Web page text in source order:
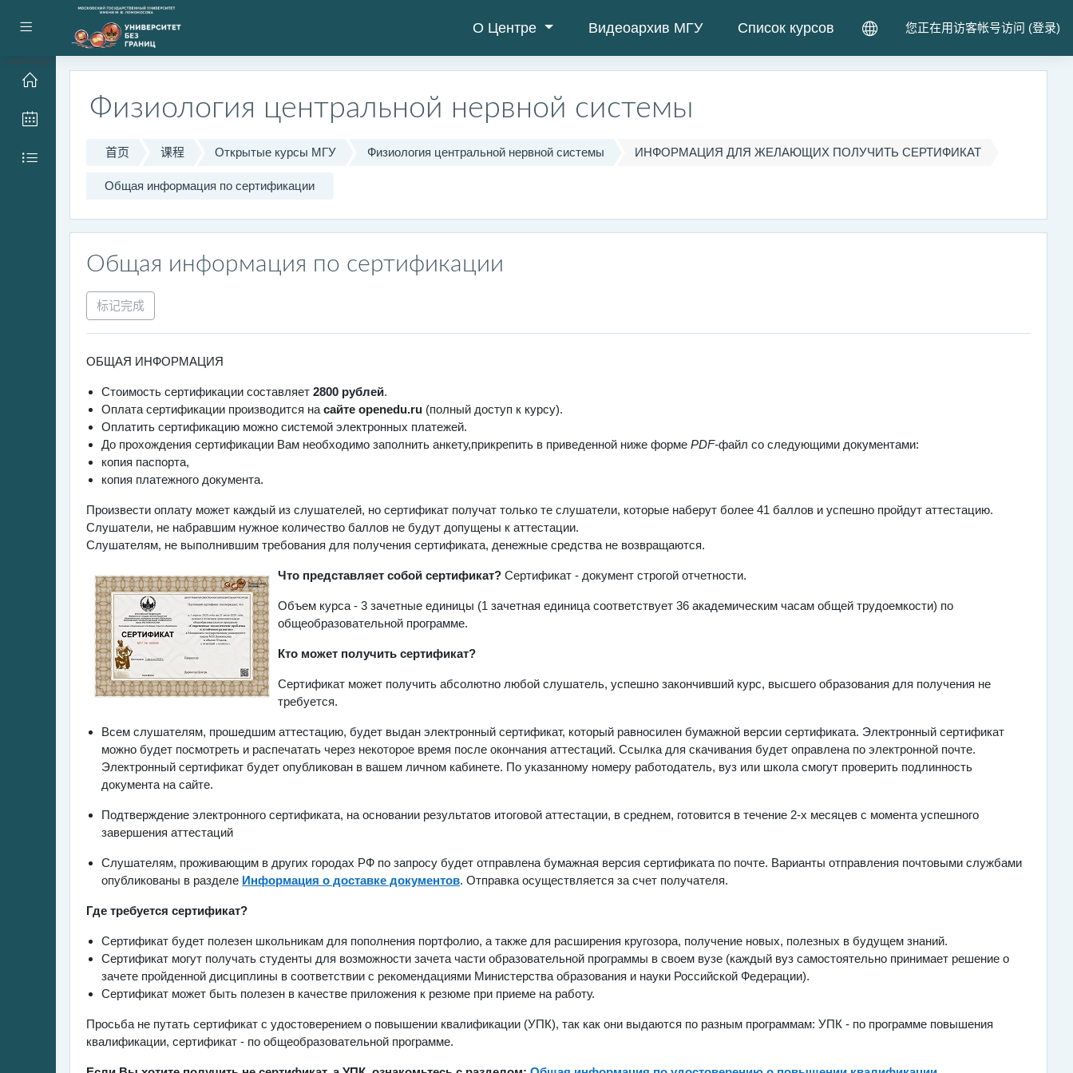
停靠面板 О Центре Видеоархив МГУ Список курсов 您正在用访客帐号访问 (登录)
跳到主要内容
Физиология центральной нервной системы
首页 课程 Открытые курсы МГУ Физиология центральной нервной системы ИНФОРМАЦИЯ ДЛЯ ЖЕЛАЮЩИХ ПОЛУЧИТЬ СЕРТИФИКАТ
Общая информация по сертификации
Общая информация по сертификации
标记完成
ОБЩАЯ ИНФОРМАЦИЯ
Стоимостьсертификации составляет 2800 рублей.
Оплата сертификации производится на сайте openedu.ru (полный доступ к курсу).
Оплатить сертификацию можно системой электронных платежей.
До прохождения сертификации Вам необходимо заполнить анкету,прикрепить в приведенной ниже формеPDF-файл со следующими документами:
копия паспорта,
копия платежного документа.
Произвести оплату может каждый из слушателей, но сертификат получат только те слушатели, которые наберут более 41 баллов и успешно пройдут аттестацию.
Слушатели, не набравшим нужное количество баллов не будут допущены к аттестации.
Слушателям, не выполнившим требования для получения сертификата, денежные средства не возвращаются.
Что представляет собой сертификат? Сертификат - документ строгой отчетности.
Объем курса - 3 зачетные единицы (1 зачетная единица соответствует 36 академическим часам общей трудоемкости) по
общеобразовательной программе.
Кто может получить сертификат?
Сертификат может получить абсолютно любой слушатель, успешно закончивший курс, высшего образования для получения не
требуется.
Всем слушателям, прошедшим аттестацию, будет выдан электронный сертификат, который равносилен бумажной версии сертификата. Электронный сертификат
можно будет посмотреть и распечатать через некоторое время после окончания аттестаций. Ссылка для скачивания будет оправлена по электронной почте.
Электронный сертификат будет опубликован в вашем личном кабинете. По указанному номеру работодатель, вуз или школа смогут проверить подлинность
документа на сайте.
Подтверждение электронного сертификата, на основании результатов итоговой аттестации, в среднем, готовится в течение 2-х месяцев с момента успешного
завершения аттестаций
Слушателям, проживающим в других городах РФ по запросу будет отправлена бумажная версия сертификата по почте. Варианты отправления почтовыми службами
опубликованы в разделе Информация о доставке документов. Отправка осуществляется за счет получателя.
Где требуется сертификат?
Сертификат будет полезен школьникам для пополнения портфолио, а также для расширения кругозора, получение новых, полезных в будущем знаний.
Сертификат могут получать студенты для возможности зачета части образовательной программы в своем вузе (каждый вуз самостоятельно принимает решение о
зачете пройденной дисциплины в соответствии с рекомендациями Министерства образования и науки Российской Федерации).
Сертификат может быть полезен в качестве приложения к резюме при приеме на работу.
Просьба не путать сертификат с удостоверением о повышении квалификации (УПК), так как они выдаются по разным программам: УПК - по программе повышения
квалификации, сертификат - по общеобразовательной программе.